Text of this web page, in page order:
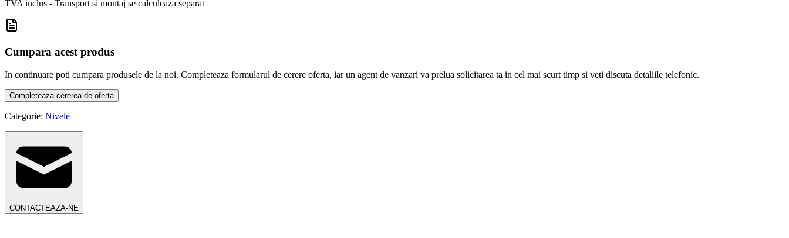
TVA inclus - Transport si montaj se calculeaza separat
Cumpara acest produs
In continuare poti cumpara produsele de la noi. Completeaza formularul de cerere oferta, iar un agent de vanzari va prelua solicitarea ta in cel mai scurt timp si veti discuta detaliile telefonic.
Completeaza cererea de oferta
Categorie: Nivele
CONTACTEAZA-NE